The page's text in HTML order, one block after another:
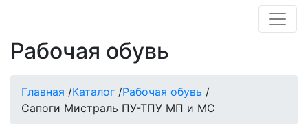
Рабочая обувь
Главная /Каталог /Рабочая обувь /
Сапоги Мистраль ПУ-ТПУ МП и МС